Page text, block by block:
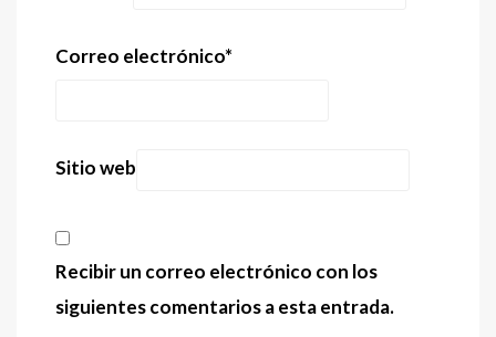
Correo electrónico*
Sitio web
Recibir un correo electrónico con los
siguientes comentarios a esta entrada.